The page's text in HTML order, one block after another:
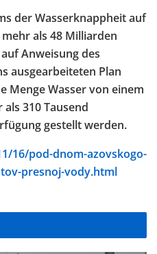
der Wasserknappheit auf
als 48 Milliarden
Anweisung des
ausgearbeiteten Plan
Menge Wasser von einem
310 Tausend
gestellt werden.
16/pod-dnom-azovskogo-
presnoj-vody.html